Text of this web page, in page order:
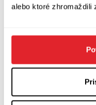
alebo ktoré zhromaždili
autorky, ktorá
na Oxfordskej
často porovnávajú
(slov. Príbeh
2001) kanadskej